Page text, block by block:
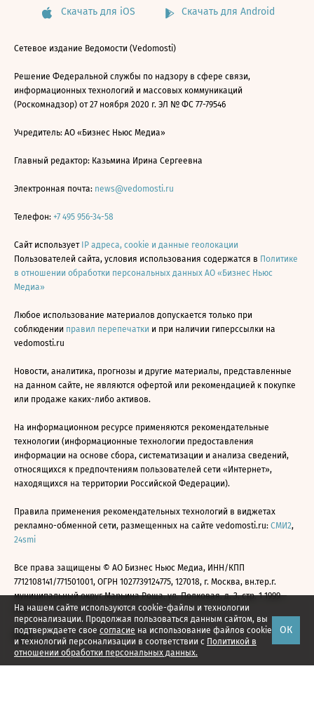
На нашем сайте используются cookie-файлы и технологии
персонализации. Продолжая пользоваться данным сайтом, вы
подтверждаете свое согласие на использование файлов cookie
и технологий персонализации в соответствии с Политикой в
отношении обработки персональных данных.
ОК
Скачать для iOS Скачать для Android
Сетевое издание Ведомости (Vedomosti)
Решение Федеральной службы по надзору в сфере связи,
информационных технологий и массовых коммуникаций
(Роскомнадзор) от 27 ноября 2020 г. ЭЛ № ФС 77-79546
Учредитель: АО «Бизнес Ньюс Медиа»
Главный редактор: Казьмина Ирина Сергеевна
Электронная почта: news@vedomosti.ru
Телефон: +7 495 956-34-58
Сайт использует IP адреса, cookie и данные геолокации
Пользователей сайта, условия использования содержатся в Политике
в отношении обработки персональных данных АО «Бизнес Ньюс
Медиа»
Любое использование материалов допускается только при
соблюдении правил перепечатки и при наличии гиперссылки на
vedomosti.ru
Новости, аналитика, прогнозы и другие материалы, представленные
на данном сайте, не являются офертой или рекомендацией к покупке
или продаже каких-либо активов.
На информационном ресурсе применяются рекомендательные
технологии (информационные технологии предоставления
информации на основе сбора, систематизации и анализа сведений,
относящихся к предпочтениям пользователей сети «Интернет»,
находящихся на территории Российской Федерации).
Правила применения рекомендательных технологий в виджетах
рекламно-обменной сети, размещенных на сайте vedomosti.ru: СМИ2,
24smi
Все права защищены © АО Бизнес Ньюс Медиа, ИНН/КПП
7712108141/771501001, ОГРН 1027739124775, 127018, г. Москва, вн.тер.г.
муниципальный округ Марьина Роща, ул. Полковая, д. 3, стр. 1 1999—
2026